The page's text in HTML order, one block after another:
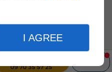
I AGREE
09 70 35 57 25